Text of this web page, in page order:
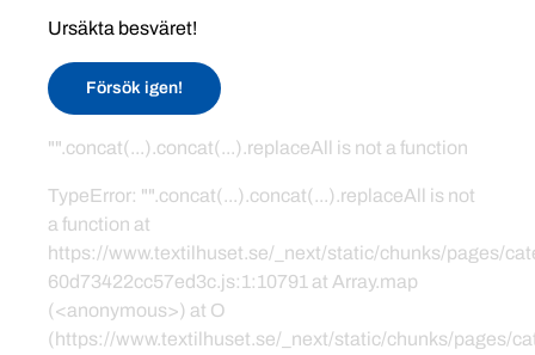
Ursäkta besväret!
Försök igen!
"".concat(...).concat(...).replaceAll is not a function
TypeError: "".concat(...).concat(...).replaceAll is not
a function at
https://www.textilhuset.se/_next/static/chunks/pages/
60d73422cc57ed3c.js:1:10791 at Array.map
(<anonymous>) at O
(https://www.textilhuset.se/_next/static/chunks/pages/